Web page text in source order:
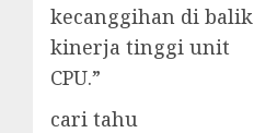
kecanggihan di balik
kinerja tinggi unit
CPU.”
cari tahu